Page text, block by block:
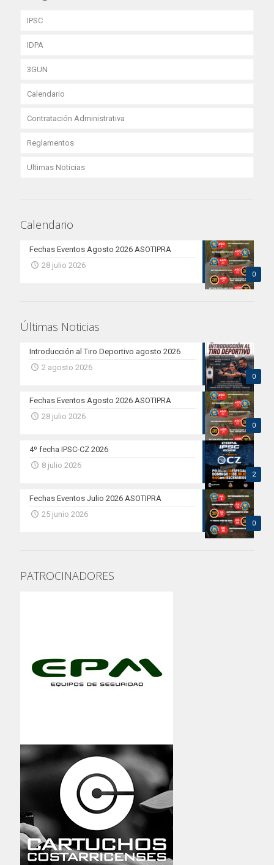
IPSC
IDPA
3GUN
Calendario
Contratación Administrativa
Reglamentos
Ultimas Noticias
Calendario
0
Fechas Eventos Agosto 2026 ASOTIPRA
28 julio 2026
Últimas Noticias
0
Introducción al Tiro Deportivo agosto 2026
2 agosto 2026
0
Fechas Eventos Agosto 2026 ASOTIPRA
28 julio 2026
2
4º fecha IPSC-CZ 2026
8 julio 2026
0
Fechas Eventos Julio 2026 ASOTIPRA
25 junio 2026
PATROCINADORES